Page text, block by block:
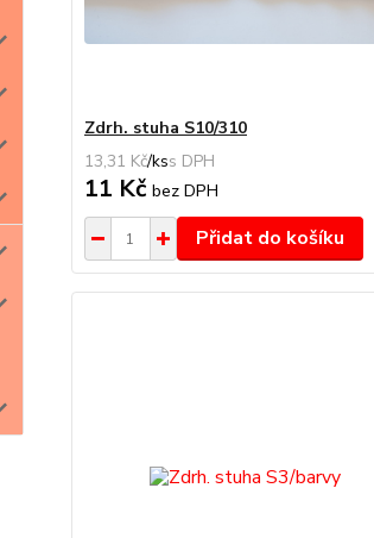
Zdrh. stuha S10/310
13,31 Kč/ks
11 Kč bez DPH
Přidat do košíku